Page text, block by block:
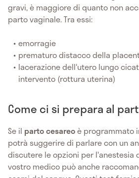
gravi, è maggiore di quanto non
parto vaginale. Tra essi:
emorragie
prematuro distacco della
lacerazione dell'utero lungo
intervento (rottura uterina)
Come ci si prepara al
Se il parto cesareoè programmato
potrà suggerire di parlare con un
discutere le opzioni per l'anestesia
vostro medico può anche